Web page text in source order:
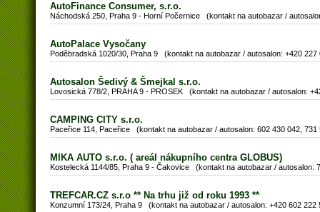
AutoFinance Consumer, s.r.o.
Náchodská 250, Praha 9 - Horní Počernice (kontakt na autobazar /
AutoPalace Vysočany
Poděbradská 1020/30, Praha 9 (kontakt na autobazar / autosalon: +420 227
Autosalon Šedivý & Šmejkal s.r.o.
Lovosická 778/2, PRAHA 9 - PROSEK (kontakt na autobazar / autosalon:
CAMPING CITY s.r.o.
Paceřice 114, Paceřice (kontakt na autobazar / autosalon: 602 430 042, 731
MIKA AUTO s.r.o. ( areál nákupního centra GLOBUS)
Kostelecká 1144/85, Praha 9 - Čakovice (kontakt na autobazar / autosalon:
TREFCAR.CZ s.r.o ** Na trhu již od roku 1993 **
Konzumní 173/24, Praha 9 (kontakt na autobazar / autosalon: +420 602 222